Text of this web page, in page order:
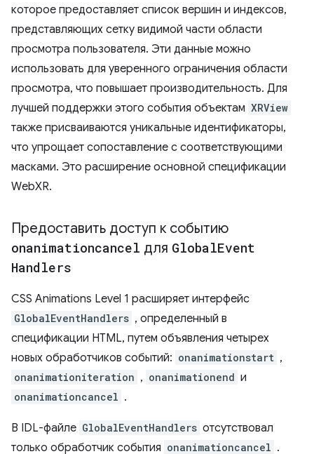
которое предоставляет список вершин и индексов,
представляющих сетку видимой части области
просмотра пользователя. Эти данные можно
использовать для уверенного ограничения области
просмотра, что повышает производительность. Для
лучшей поддержки этого события объектам XRView
также присваиваются уникальные идентификаторы,
что упрощает сопоставление с соответствующими
масками. Это расширение основной спецификации
WebXR.
Предоставить доступ к событию
onanimationcancel для GlobalEvent
Handlers
CSS Animations Level 1 расширяет интерфейс
GlobalEventHandlers , определенный в
спецификации HTML, путем объявления четырех
новых обработчиков событий: onanimationstart ,
onanimationiteration , onanimationend и
onanimationcancel .
В IDL-файле GlobalEventHandlers отсутствовал
только обработчик события onanimationcancel .